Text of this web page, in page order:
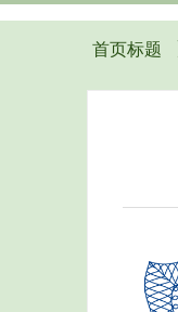
首页标题